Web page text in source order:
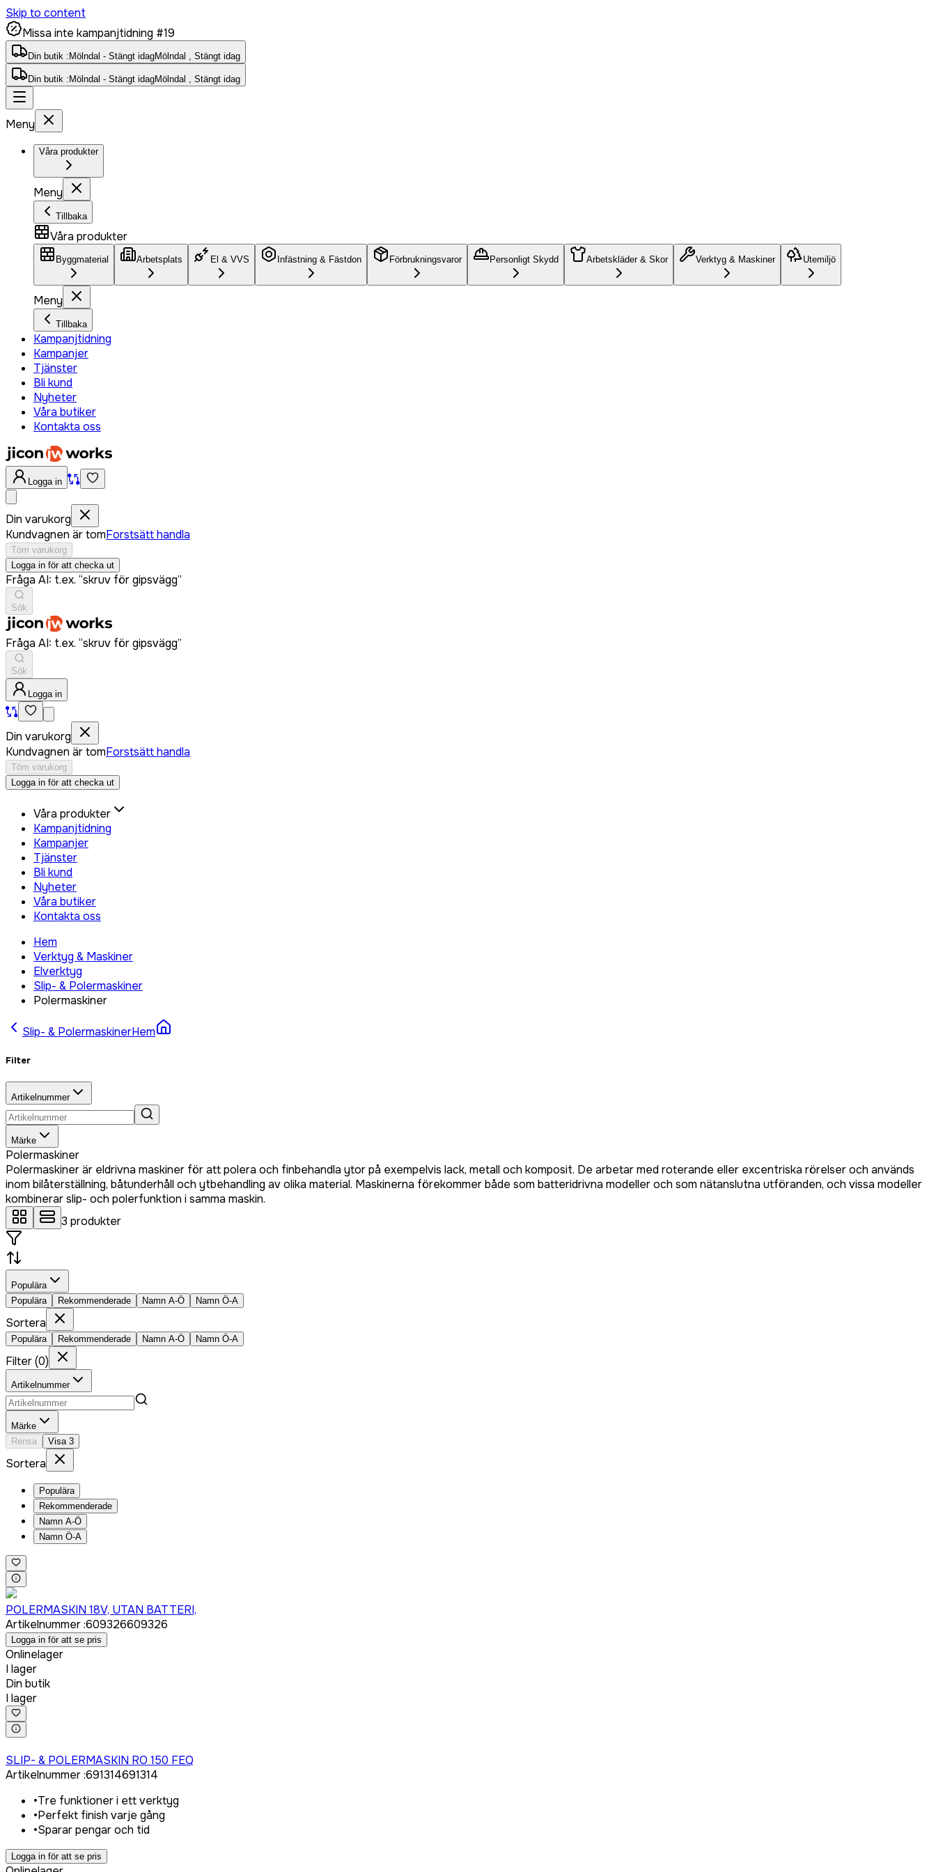
Skip to content
Missa inte kampanjtidning #19
Din butik : Mölndal - Stängt idagMölndal , Stängt idag
Din butik : Mölndal - Stängt idagMölndal , Stängt idag
Meny
Våra produkter
Meny
Tillbaka
Våra produkter
Byggmaterial Arbetsplats El & VVS Infästning & Fästdon Förbrukningsvaror Personligt Skydd Arbetskläder & Skor Verktyg & Maskiner Utemiljö
Meny
Tillbaka
Kampanjtidning
Kampanjer
Tjänster
Bli kund
Nyheter
Våra butiker
Kontakta oss
Logga in
Din varukorg
Kundvagnen är tomForstsätt handla
Töm varukorg
Logga in för att checka ut
Fråga AI: t.ex. “skruv för gipsvägg”
Sök
Fråga AI: t.ex. “skruv för gipsvägg”
Sök
Logga in
Din varukorg
Kundvagnen är tomForstsätt handla
Töm varukorg
Logga in för att checka ut
Våra produkter
Kampanjtidning
Kampanjer
Tjänster
Bli kund
Nyheter
Våra butiker
Kontakta oss
Hem
Verktyg & Maskiner
Elverktyg
Slip- & Polermaskiner
Polermaskiner
Slip- & PolermaskinerHem
Filter
Artikelnummer
Märke
Polermaskiner
Polermaskiner är eldrivna maskiner för att polera och finbehandla ytor på exempelvis lack, metall och komposit. De arbetar med roterande eller excentriska rörelser och används
inom bilåterställning, båtunderhåll och ytbehandling av olika material. Maskinerna förekommer både som batteridrivna modeller och som nätanslutna utföranden, och vissa modeller
kombinerar slip- och polerfunktion i samma maskin.
3 produkter
Populära
Populära
Rekommenderade Namn A-Ö Namn Ö-A
Sortera
Populära Rekommenderade Namn A-Ö Namn Ö-A
Filter(0)
Artikelnummer
Märke
Rensa
Visa 3
Sortera
Populära
Rekommenderade
Namn A-Ö
Namn Ö-A
Logga in för att köpa
POLERMASKIN 18V, UTAN BATTERI,
Artikelnummer:609326609326
Logga in för att se pris
Onlinelager
I lager
Din butik
I lager
SLIP- & POLERMASKIN RO 150 FEQ
Artikelnummer:691314691314
•Tre funktioner i ett verktyg
•Perfekt finish varje gång
•Sparar pengar och tid
Logga in för att se pris